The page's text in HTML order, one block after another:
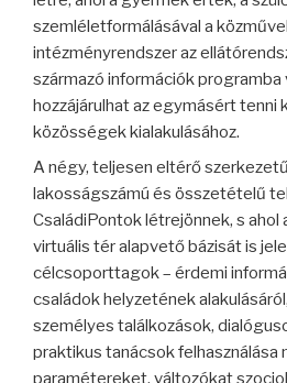
szemléletformálásával a
intézményrendszer az
származó információk programba
hozzájárulhat az egymásért tenni
közösségek kialakulásához.
A négy, teljesen eltérő
lakosságszámú és összetételű
CsaládiPontok létrejönnek, s ahol
virtuális tér alapvető bázisát is
célcsoporttagok – érdemi
családok helyzetének
személyes találkozások,
praktikus tanácsok felhasználása
paramétereket, változókat